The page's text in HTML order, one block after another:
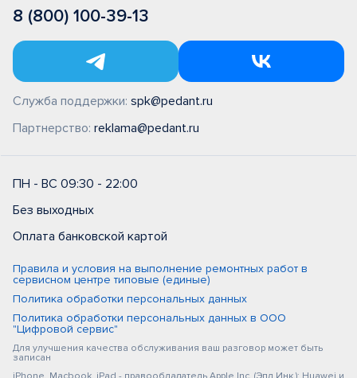
8 (800) 100-39-13
Служба поддержки: spk@pedant.ru
Партнерство: reklama@pedant.ru
ПН - ВС 09:30 - 22:00
Без выходных
Оплата банковской картой
Правила и условия на выполнение ремонтных работ в
сервисном центре типовые (единые)
Политика обработки персональных данных
Политика обработки персональных данных в ООО
"Цифровой сервис"
Для улучшения качества обслуживания ваш разговор может быть
записан